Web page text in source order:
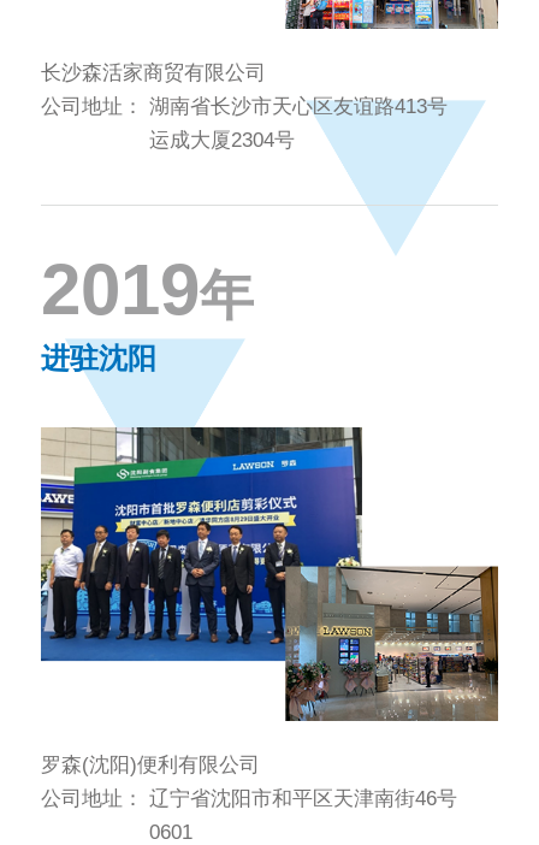
长沙森活家商贸有限公司
公司地址：
湖南省长沙市天心区友谊路413号
运成大厦2304号
2019年
进驻沈阳
罗森(沈阳)便利有限公司
公司地址：
辽宁省沈阳市和平区天津南街46号
0601